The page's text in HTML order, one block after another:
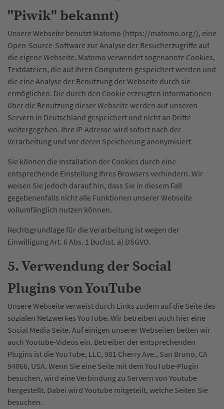
"Piwik" bekannt)
Unsere Webseite benutzt Matomo (https://matomo.org/), eine
Open-Source-Software zur Analyse der Besucherzugriffe auf
die eigene Webseite. Matomo verwendet sogenannte Cookies,
Textdateien, die auf Ihren Computern gespeichert werden und
die eine Analyse der Benutzung der Webseite durch sie
ermöglichen. Die durch den Cookie erzeugten Informationen
über die Benutzung dieser Webseite werden auf unseren
Servern in Deutschland gespeichert und nicht an Dritte
weitergegeben. Ihre IP-Adresse wird sofort nach der
Verarbeitung und vor deren Speicherung anonymisiert.
Sie können die Installation der Cookies durch eine
entsprechende Einstellung Ihres Browsers verhindern. Wir
weisen Sie jedoch darauf hin, dass Sie in diesem Fall
gegebenenfalls nicht alle Funktionen unserer Webseite
vollumfänglich nutzen können.
Rechtsgrundlage für die Verarbeitung ist wegen der
Einwilligung Art. 6 Abs. 1 Buchst. a) DSGVO.
5. Verwendung der Social
Plugins von YouTube
Unsere Webseite verweist durch Links zudem auf die Seite des
sozialen Netzwerkes YouTube. Wir betreiben auch hier eine
Social Media Seite. Auf einigen unserer Webseiten betten wir
auch Youtube-Videos ein. Betreiber der entsprechenden
Plugins ist die YouTube, LLC, 901 Cherry Ave., San Bruno, CA
94066, USA. Wenn Sie eine Seite mit dem YouTube-Plugin
besuchen, wird eine Verbindung zu Servern von Youtube
hergestellt. Dabei wird Youtube mitgeteilt, welche Seiten Sie
besuchen.